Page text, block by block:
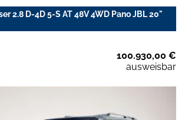
2.8 D-4D 5-S AT 48V 4WD Pano JBL 20"
100.930,00 €
ausweisbar